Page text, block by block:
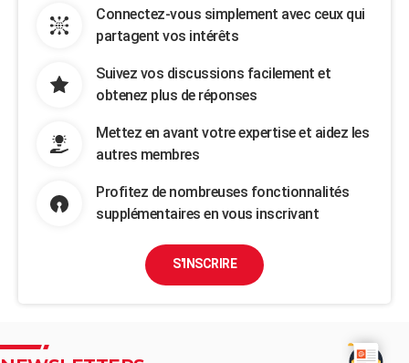
Connectez-vous simplement avec ceux qui
partagent vos intérêts
Suivez vos discussions facilement et
obtenez plus de réponses
Mettez en avant votre expertise et aidez les
autres membres
Profitez de nombreuses fonctionnalités
supplémentaires en vous inscrivant
S'INSCRIRE